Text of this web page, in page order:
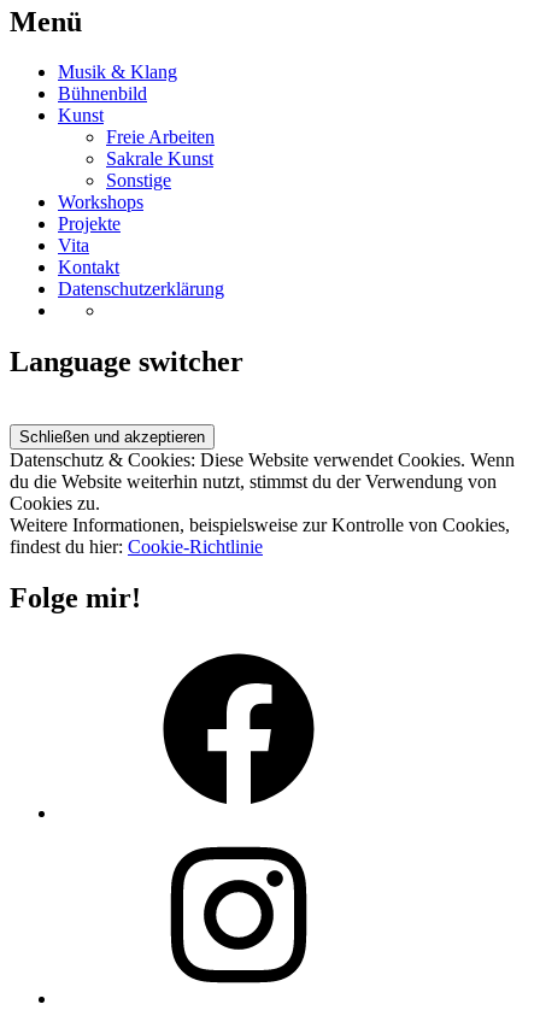
Navigation
/
Fotoserie
Menü
Musik & Klang
Bühnenbild
Kunst
Freie Arbeiten
Sakrale Kunst
Sonstige
Workshops
Projekte
Vita
Kontakt
Datenschutzerklärung
Language switcher
Datenschutz & Cookies: Diese Website verwendet Cookies. Wenn
du die Website weiterhin nutzt, stimmst du der Verwendung von
Cookies zu.
Weitere Informationen, beispielsweise zur Kontrolle von Cookies,
findest du hier: Cookie-Richtlinie
Folge mir!